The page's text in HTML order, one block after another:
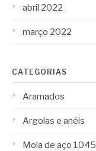
abril 2022
março 2022
CATEGORIAS
Aramados
Argolas e anéis
Mola de aço 1045